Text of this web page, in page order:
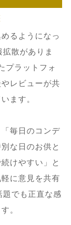
るようになっ
散がありま
プラットフォ
レビューが共
ます。
毎日のコンデ
な日のお供と
けやすい」と
に意見を共有
でも正直な感
。